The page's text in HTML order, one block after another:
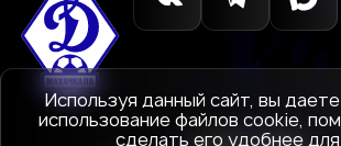
Используя данный сайт, вы
использование файлов cookie,
сделать его удобнее для